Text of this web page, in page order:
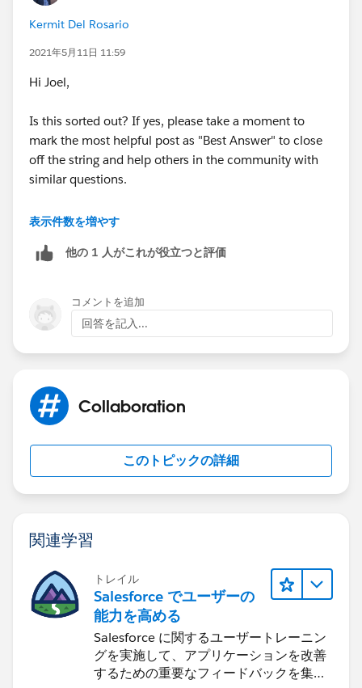
Kermit Del Rosario
2021年5月11日 11:59
Hi Joel,
Is this sorted out? If yes, please take a moment to
mark the most helpful post as "Best Answer" to close
off the string and help others in the community with
similar questions.
#.followup
表示件数を増やす
他の 1 人がこれが役立つと評価
コメントを追加
回答を記入...
Collaboration
このトピックの詳細
関連学習
トレイル
Salesforce でユーザーの
能力を高める
Salesforce に関するユーザートレーニン
グを実施して、アプリケーションを改善
するための重要なフィードバックを集め